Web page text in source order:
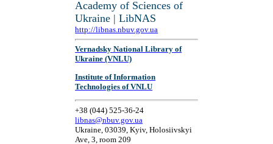
Academy of Sciences of
Ukraine | LibNAS
http://libnas.nbuv.gov.ua
Vernadsky National Library of
Ukraine (VNLU)
Institute of Information
Technologies of VNLU
+38 (044) 525-36-24
libnas@nbuv.gov.ua
Ukraine, 03039, Kyiv, Holosiivskyi
Ave, 3, room 209